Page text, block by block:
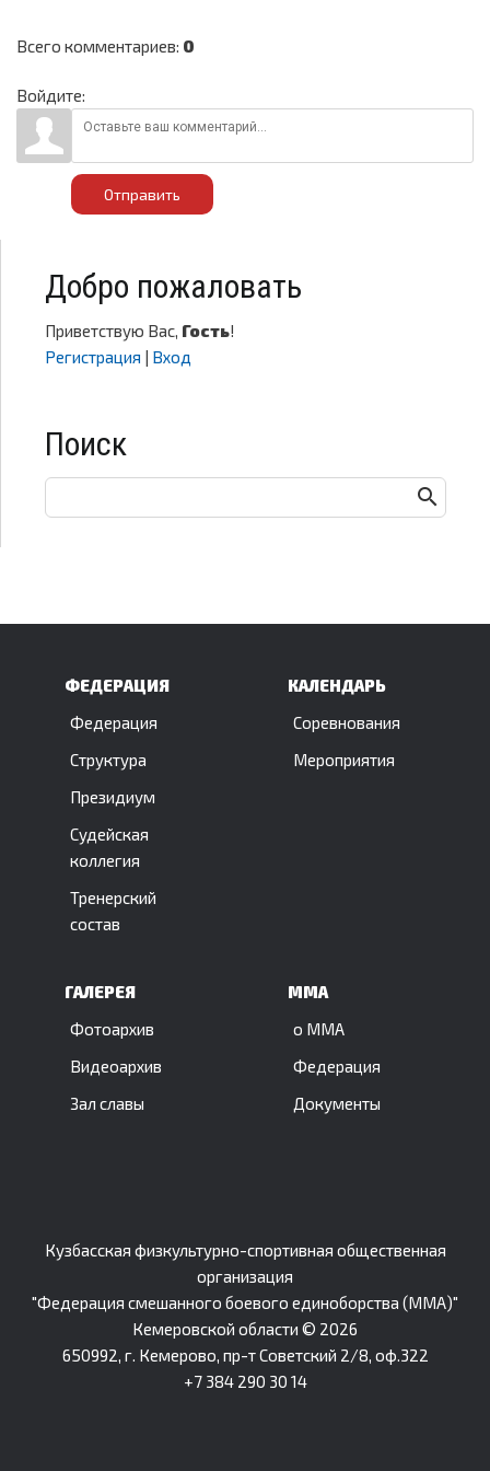
Всего комментариев: 0
Войдите:
Отправить
Добро пожаловать
Приветствую Вас, Гость!
Регистрация | Вход
Поиск
ФЕДЕРАЦИЯ
Федерация
Структура
Президиум
Судейская
коллегия
Тренерский
состав
КАЛЕНДАРЬ
Соревнования
Мероприятия
ГАЛЕРЕЯ
Фотоархив
Видеоархив
Зал славы
ММА
о ММА
Федерация
Документы
Кузбасская физкультурно-спортивная общественная
организация
"Федерация смешанного боевого единоборства (ММА)"
Кемеровской области © 2026
650992, г. Кемерово, пр-т Советский 2/8, оф.322
+7 384 290 30 14